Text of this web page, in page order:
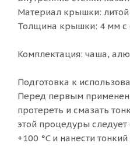
Материал крышки:
Толщина крышки: 4 мм с
Комплектация: чаша,
Подготовка к
Перед первым
протереть и смазать
этой процедуры
+100 °C и нанести